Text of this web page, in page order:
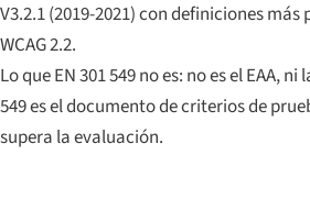
V3.2.1 (2019-2021) con definiciones
WCAG 2.2.
Lo que EN 301 549 no es: no es el EAA,
549 es el documento de criterios de
supera la evaluación.